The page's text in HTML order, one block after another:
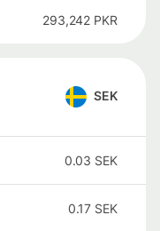
293,242 PKR
SEK
0.03 SEK
0.17 SEK